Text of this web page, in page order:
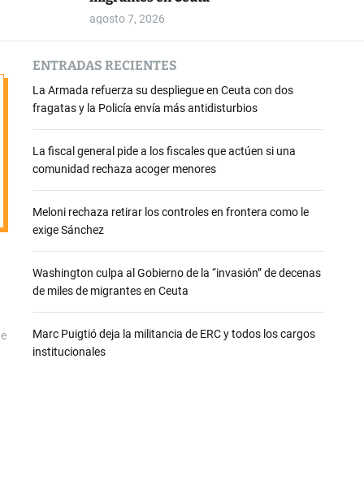
o
d
agosto 7, 2026
ENTRADAS RECIENTES
La Armada refuerza su despliegue en Ceuta con dos
fragatas y la Policía envía más antidisturbios
La fiscal general pide a los fiscales que actúen si una
comunidad rechaza acoger menores
Meloni rechaza retirar los controles en frontera como le
exige Sánchez
Washington culpa al Gobierno de la “invasión” de decenas
de miles de migrantes en Ceuta
Marc Puigtió deja la militancia de ERC y todos los cargos
institucionales